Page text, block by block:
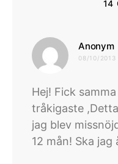
14
Anonym
08/10/2013
Hej! Fick
tråkigaste
jag blev
12 mån! Ska jag